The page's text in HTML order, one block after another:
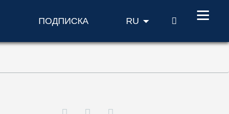
ПОДПИСКА RU ПОИСК